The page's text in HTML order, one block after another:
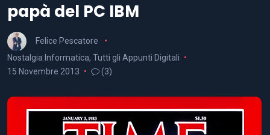
papà del PC IBM
Felice Pescatore
Nostalgia Informatica, Tutti gli Appunti Digitali
15 Novembre 2013
(3)